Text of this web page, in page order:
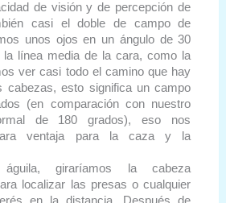
de visión y de percepción de
casi el doble de campo de
unos ojos en un ángulo de 30
la línea media de la cara, como la
ver casi todo el camino que hay
cabezas, esto significa un campo
(en comparación con nuestro
de 180 grados), eso nos
ventaja para la caza y la
giraríamos la cabeza
localizar las presas o cualquier